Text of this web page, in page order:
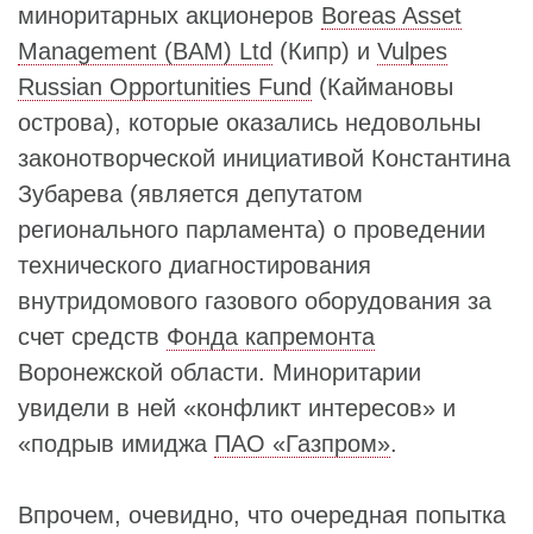
миноритарных акционеров Boreas Asset
Management (BAM) Ltd (Кипр) и Vulpes
Russian Opportunities Fund (Каймановы
острова), которые оказались недовольны
законотворческой инициативой Константина
Зубарева (является депутатом
регионального парламента) о проведении
технического диагностирования
внутридомового газового оборудования за
счет средств Фонда капремонта
Воронежской области. Миноритарии
увидели в ней «конфликт интересов» и
«подрыв имиджа ПАО «Газпром».
Впрочем, очевидно, что очередная попытка